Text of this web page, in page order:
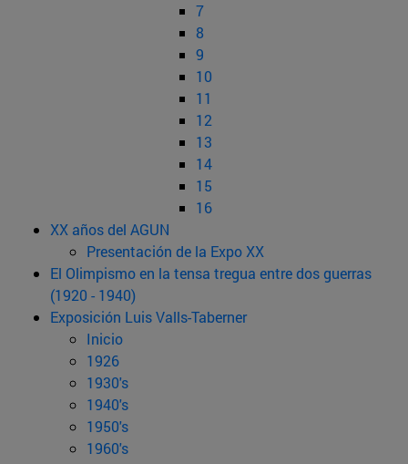
7
8
9
10
11
12
13
14
15
16
XX años del AGUN
Presentación de la Expo XX
El Olimpismo en la tensa tregua entre dos guerras
(1920 - 1940)
Exposición Luis Valls-Taberner
Inicio
1926
1930's
1940's
1950's
1960's